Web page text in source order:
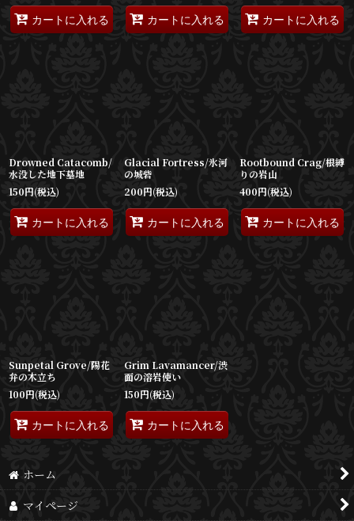
カートに入れる カートに入れる カートに入れる
Drowned Catacomb/
水没した地下墓地
150円(税込)
カートに入れる
Glacial Fortress/氷河
の城砦
200円(税込)
カートに入れる
Rootbound Crag/根縛
りの岩山
400円(税込)
カートに入れる
Sunpetal Grove/陽花
弁の木立ち
100円(税込)
カートに入れる
Grim Lavamancer/渋
面の溶岩使い
150円(税込)
カートに入れる
ホーム
マイページ